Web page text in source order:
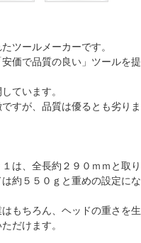
ツールメーカーです。
価で品質の良い」ツールを提
ています。
すが、品質は優るとも劣りま
は、全長約２９０ｍｍと取り
約５５０ｇと重めの設定にな
もちろん、ヘッドの重さを生
だけます。